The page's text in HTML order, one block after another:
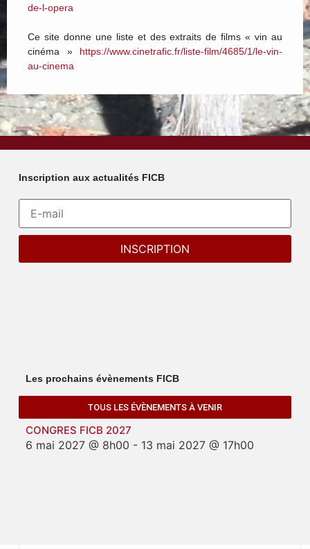
de-l-opera
Ce site donne une liste et des extraits de films « vin au
cinéma » https://www.cinetrafic.fr/liste-film/4685/1/le-vin-
au-cinema
Inscription aux actualités FICB
Les prochains évènements FICB
TOUS LES ÉVÈNEMENTS À VENIR
CONGRES FICB 2027
6 mai 2027 @ 8h00 - 13 mai 2027 @ 17h00